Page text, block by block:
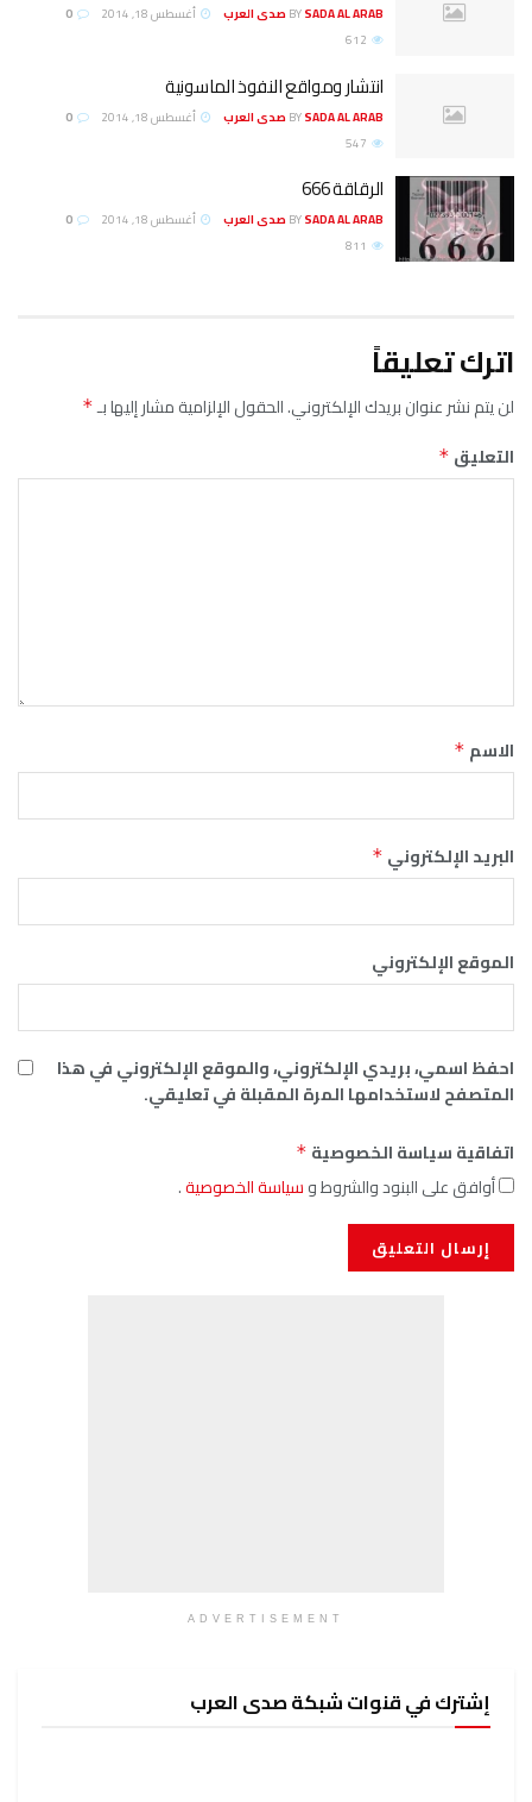
BYSADA AL ARAB صدى العرب أغسطس 18, 2014
انتشار ومواقع النفوذ الماسونية
BYSADA AL ARAB صدى العرب أغسطس 18, 2014
الرقاقة 666
BYSADA AL ARAB صدى العرب أغسطس 18, 2014
اترك تعليقاً
لن يتم نشر عنوان بريدك الإلكتروني.الحقول الإلزامية مشار إليها بـ*
التعليق *
الاسم *
البريد الإلكتروني *
الموقع الإلكتروني
احفظ اسمي، بريدي الإلكتروني، والموقع الإلكتروني في هذا
المتصفح لاستخدامها المرة المقبلة في تعليقي.
اتفاقية سياسة الخصوصية *
أوافق على البنود والشروط وسياسة الخصوصية.
ADVERTISEMENT
إشترك في قنوات شبكة صدى العرب